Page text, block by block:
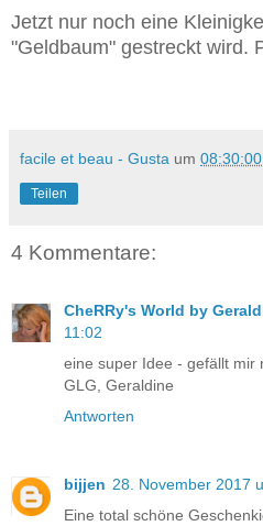
Jetzt nur noch eine
"Geldbaum" gestreckt wird.
facile et beau - Gusta um 08:30:00
Teilen
4 Kommentare:
CheRRy's World by
11:02
eine super Idee - gefällt mir
GLG, Geraldine
Antworten
bijjen 28. November 2017
Eine total schöne